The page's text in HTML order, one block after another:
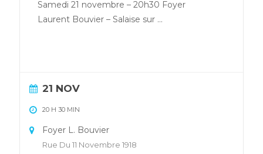
Samedi 21 novembre – 20h30 Foyer
Laurent Bouvier – Salaise sur ...
21 NOV
20 H 30 MIN
Foyer L. Bouvier
Rue Du 11 Novembre 1918